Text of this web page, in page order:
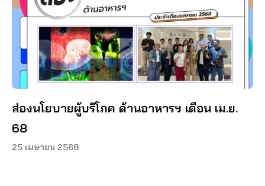
ส่องนโยบายผู้บริโภค ด้านอาหารฯ เดือน เม.ย.
68
25 เมษายน 2568